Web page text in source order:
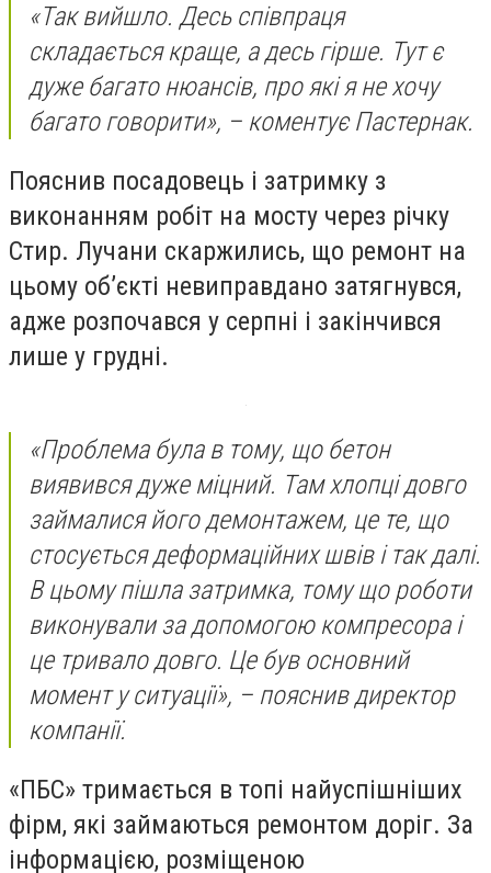
«Так вийшло. Десь співпраця
складається краще, а десь гірше. Тут є
дуже багато нюансів, про які я не хочу
багато говорити», – коментує Пастернак.
Пояснив посадовець і затримку з
виконанням робіт на мосту через річку
Стир. Лучани скаржились, що ремонт на
цьому об’єкті невиправдано затягнувся,
адже розпочався у серпні і закінчився
лише у грудні.
«Проблема була в тому, що бетон
виявився дуже міцний. Там хлопці довго
займалися його демонтажем, це те, що
стосується деформаційних швів і так далі.
В цьому пішла затримка, тому що роботи
виконували за допомогою компресора і
це тривало довго. Це був основний
момент у ситуації», – пояснив директор
компанії.
«ПБС» тримається в топі найуспішніших
фірм, які займаються ремонтом доріг. За
інформацією, розміщеною